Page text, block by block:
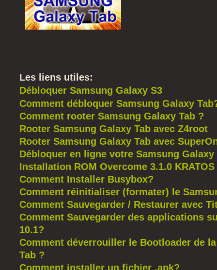
Les liens utiles:
Débloquer Samsung Galaxy S3
Comment débloquer Samsung Galaxy
Comment rooter Samsung Galaxy Tab ?
Rooter Samsung Galaxy Tab avec Z4root
Rooter Samsung Galaxy Tab avec
Débloquer en ligne votre Samsung Galaxy
Installation ROM Overcome 3.1.0 KRATOS
Comment Installer Busybox?
Comment réinitialiser (formater) le
Comment Sauvegarder / Restaurer avec
Comment Sauvegarder des applications
10.1?
Comment déverrouiller le Bootloader de
Tab ?
Comment installer un fichier .apk?